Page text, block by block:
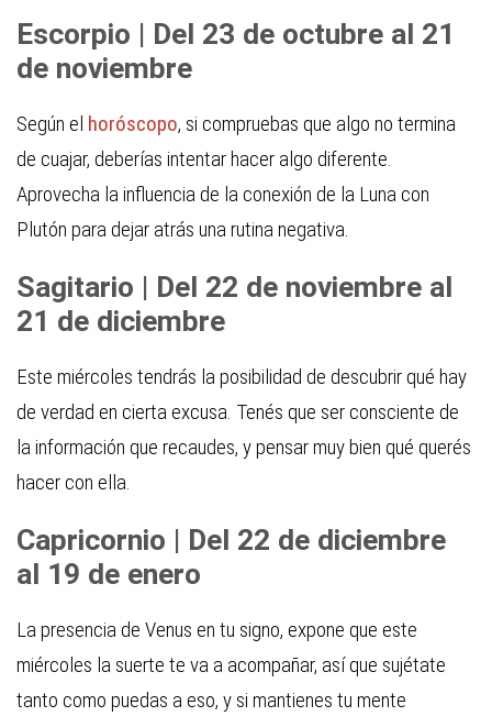
Escorpio | Del 23 de octubre al 21
de noviembre
Según el horóscopo, si compruebas que algo no termina
de cuajar, deberías intentar hacer algo diferente.
Aprovecha la influencia de la conexión de la Luna con
Plutón para dejar atrás una rutina negativa.
Sagitario | Del 22 de noviembre al
21 de diciembre
Este miércoles tendrás la posibilidad de descubrir qué hay
de verdad en cierta excusa. Tenés que ser consciente de
la información que recaudes, y pensar muy bien qué querés
hacer con ella.
Capricornio | Del 22 de diciembre
al 19 de enero
La presencia de Venus en tu signo, expone que este
miércoles la suerte te va a acompañar, así que sujétate
tanto como puedas a eso, y si mantienes tu mente